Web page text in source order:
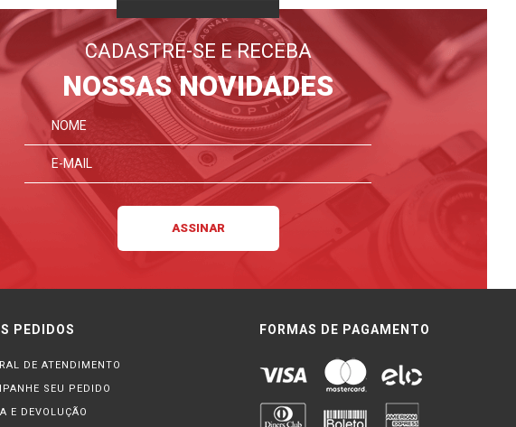
CADASTRE-SE E RECEBA
NOSSAS NOVIDADES
PEDIDOS
DE ATENDIMENTO
SEU PEDIDO
E DEVOLUÇÃO
FORMAS DE PAGAMENTO